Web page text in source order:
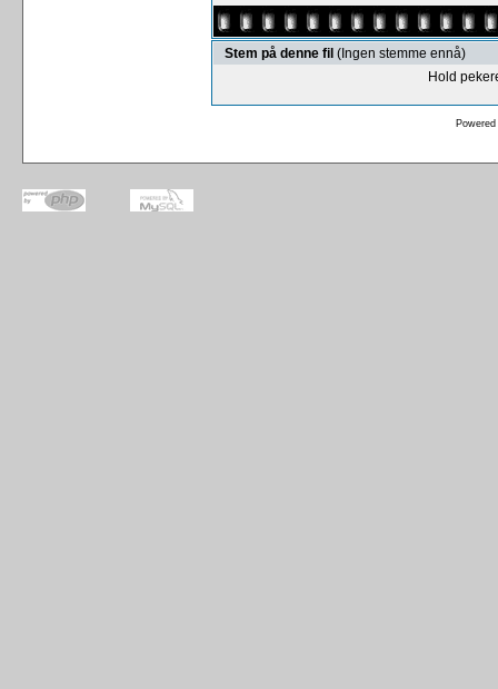
Stem på denne fil (Ingen stemme ennå)
Hold